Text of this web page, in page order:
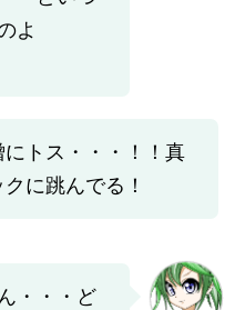
よ
トス・・・！！真
に跳んでる！
・・・ど